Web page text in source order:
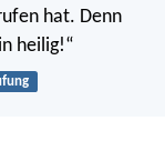
hat. Denn
heilig!“